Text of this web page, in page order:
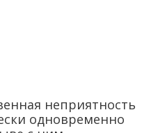
неприятность
одновременно